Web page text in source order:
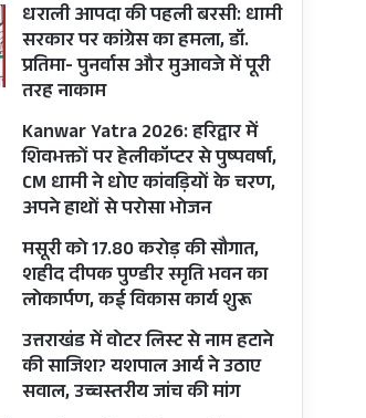
धराली आपदा की पहली बरसी: धामी
सरकार पर कांग्रेस का हमला, डॉ.
प्रतिमा- पुनर्वास और मुआवजे में पूरी
तरह नाकाम
Kanwar Yatra 2026: हरिद्वार में
शिवभक्तों पर हेलीकॉप्टर से पुष्पवर्षा,
CM धामी ने धोए कांवड़ियों के चरण,
अपने हाथों से परोसा भोजन
मसूरी को 17.80 करोड़ की सौगात,
शहीद दीपक पुण्डीर स्मृति भवन का
लोकार्पण, कई विकास कार्य शुरू
उत्तराखंड में वोटर लिस्ट से नाम हटाने
की साजिश? यशपाल आर्य ने उठाए
सवाल, उच्चस्तरीय जांच की मांग